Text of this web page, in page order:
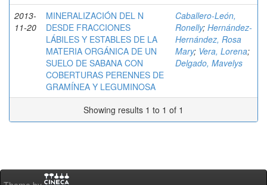
2013-
11-20
MINERALIZACIÓN DEL N
DESDE FRACCIONES
LÁBILES Y ESTABLES DE LA
MATERIA ORGÁNICA DE UN
SUELO DE SABANA CON
COBERTURAS PERENNES DE
GRAMÍNEA Y LEGUMINOSA
Caballero-León,
Ronelly; Hernández-
Hernández, Rosa
Mary; Vera, Lorena;
Delgado, Mavelys
Showing results 1 to 1 of 1